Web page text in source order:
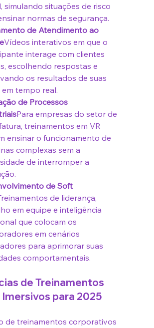
simulando situações de risco
normas de segurança.
de Atendimento ao
Vídeos interativos em que o
interage com clientes
escolhendo respostas e
os resultados de suas
em tempo real.
de Processos
Para empresas do setor de
treinamentos em VR
ensinar o funcionamento de
complexas sem a
de interromper a
de Soft
de liderança,
em equipe e inteligência
que colocam os
em cenários
para aprimorar suas
comportamentais.
de Treinamentos
para 2025
de treinamentos corporativos